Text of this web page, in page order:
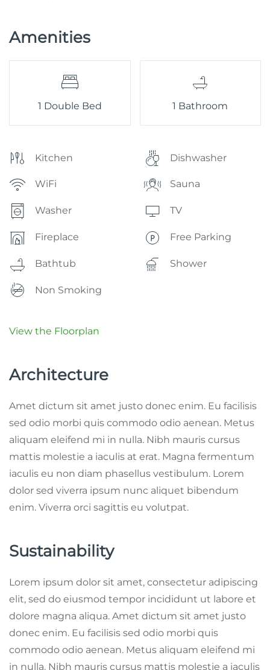
Amenities
1 Double Bed 1 Bathroom
Kitchen Dishwasher
WiFi Sauna
Washer TV
Fireplace Free Parking
Bathtub Shower
Non Smoking
View the Floorplan
Architecture
Amet dictum sit amet justo donec enim. Eu facilisis
sed odio morbi quis commodo odio aenean. Metus
aliquam eleifend mi in nulla. Nibh mauris cursus
mattis molestie a iaculis at erat. Magna fermentum
iaculis eu non diam phasellus vestibulum. Lorem
dolor sed viverra ipsum nunc aliquet bibendum
enim. Viverra orci sagittis eu volutpat.
Sustainability
Lorem ipsum dolor sit amet, consectetur adipiscing
elit, sed do eiusmod tempor incididunt ut labore et
dolore magna aliqua. Amet dictum sit amet justo
donec enim. Eu facilisis sed odio morbi quis
commodo odio aenean. Metus aliquam eleifend mi
in nulla. Nibh mauris cursus mattis molestie a iaculis